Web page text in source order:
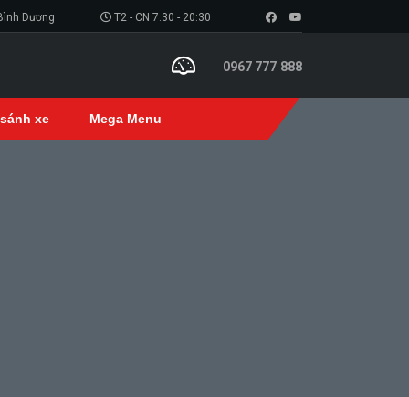
T2 - CN 7.30 - 20:30
Dương
0967 777 888
xe Mega Menu